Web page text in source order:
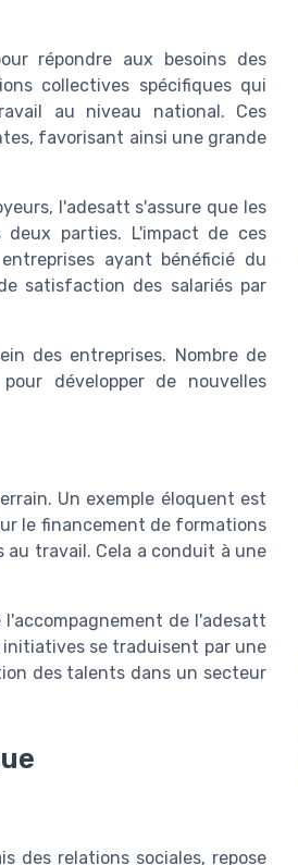
répondre aux besoins des
collectives spécifiques qui
au niveau national. Ces
favorisant ainsi une grande
l'adesatt s'assure que les
parties. L'impact de ces
ayant bénéficié du
satisfaction des salariés par
des entreprises. Nombre de
développer de nouvelles
Un exemple éloquent est
le financement de formations
travail. Cela a conduit à une
de l'adesatt
initiatives se traduisent par une
des talents dans un secteur
des relations sociales, repose